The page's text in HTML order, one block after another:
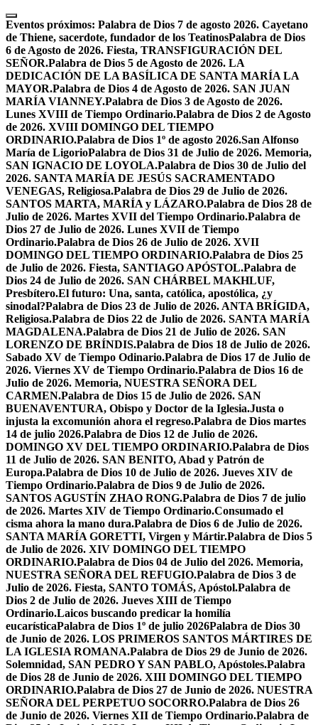
Skip
to
content
Eventos próximos: Palabra de Dios 7 de agosto 2026. Cayetano
de Thiene, sacerdote, fundador de los TeatinosPalabra de Dios
6 de Agosto de 2026. Fiesta, TRANSFIGURACIÓN DEL
SEÑOR.Palabra de Dios 5 de Agosto de 2026. LA
DEDICACIÓN DE LA BASÍLICA DE SANTA MARÍA LA
MAYOR.Palabra de Dios 4 de Agosto de 2026. SAN JUAN
MARÍA VIANNEY.Palabra de Dios 3 de Agosto de 2026.
Lunes XVIII de Tiempo Ordinario.Palabra de Dios 2 de Agosto
de 2026. XVIII DOMINGO DEL TIEMPO
ORDINARIO.Palabra de Dios 1º de agosto 2026.San Alfonso
María de LigorioPalabra de Dios 31 de Julio de 2026. Memoria,
SAN IGNACIO DE LOYOLA.Palabra de Dios 30 de Julio del
2026. SANTA MARÍA DE JESÚS SACRAMENTADO
VENEGAS, Religiosa.Palabra de Dios 29 de Julio de 2026.
SANTOS MARTA, MARÍA y LÁZARO.Palabra de Dios 28 de
Julio de 2026. Martes XVII del Tiempo Ordinario.Palabra de
Dios 27 de Julio de 2026. Lunes XVII de Tiempo
Ordinario.Palabra de Dios 26 de Julio de 2026. XVII
DOMINGO DEL TIEMPO ORDINARIO.Palabra de Dios 25
de Julio de 2026. Fiesta, SANTIAGO APÓSTOL.Palabra de
Dios 24 de Julio de 2026. SAN CHÁRBEL MAKHLUF,
Presbítero.El futuro: Una, santa, católica, apostólica, ¿y
sinodal?Palabra de Dios 23 de Julio de 2026. ANTA BRÍGIDA,
Religiosa.Palabra de Dios 22 de Julio de 2026. SANTA MARÍA
MAGDALENA.Palabra de Dios 21 de Julio de 2026. SAN
LORENZO DE BRÍNDIS.Palabra de Dios 18 de Julio de 2026.
Sabado XV de Tiempo Odinario.Palabra de Dios 17 de Julio de
2026. Viernes XV de Tiempo Ordinario.Palabra de Dios 16 de
Julio de 2026. Memoria, NUESTRA SEÑORA DEL
CARMEN.Palabra de Dios 15 de Julio de 2026. SAN
BUENAVENTURA, Obispo y Doctor de la Iglesia.Justa o
injusta la excomunión ahora el regreso.Palabra de Dios martes
14 de julio 2026.Palabra de Dios 12 de Julio de 2026.
DOMINGO XV DEL TIEMPO ORDINARIO.Palabra de Dios
11 de Julio de 2026. SAN BENITO, Abad y Patrón de
Europa.Palabra de Dios 10 de Julio de 2026. Jueves XIV de
Tiempo Ordinario.Palabra de Dios 9 de Julio de 2026.
SANTOS AGUSTÍN ZHAO RONG.Palabra de Dios 7 de julio
de 2026. Martes XIV de Tiempo Ordinario.Consumado el
cisma ahora la mano dura.Palabra de Dios 6 de Julio de 2026.
SANTA MARÍA GORETTI, Virgen y Mártir.Palabra de Dios 5
de Julio de 2026. XIV DOMINGO DEL TIEMPO
ORDINARIO.Palabra de Dios 04 de Julio del 2026. Memoria,
NUESTRA SEÑORA DEL REFUGIO.Palabra de Dios 3 de
Julio de 2026. Fiesta, SANTO TOMÁS, Apóstol.Palabra de
Dios 2 de Julio de 2026. Jueves XIII de Tiempo
Ordinario.Laicos buscando predicar la homilía
eucarísticaPalabra de Dios 1º de julio 2026Palabra de Dios 30
de Junio de 2026. LOS PRIMEROS SANTOS MÁRTIRES DE
LA IGLESIA ROMANA.Palabra de Dios 29 de Junio de 2026.
Solemnidad, SAN PEDRO Y SAN PABLO, Apóstoles.Palabra
de Dios 28 de Junio de 2026. XIII DOMINGO DEL TIEMPO
ORDINARIO.Palabra de Dios 27 de Junio de 2026. NUESTRA
SEÑORA DEL PERPETUO SOCORRO.Palabra de Dios 26
de Junio de 2026. Viernes XII de Tiempo Ordinario.Palabra de